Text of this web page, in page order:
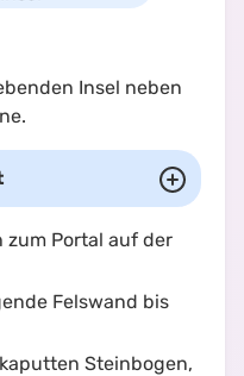
Insel neben
zum Portal auf der
Felswand bis
Steinbogen,